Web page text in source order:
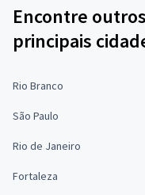
Encontre
principais
Rio Branco
São Paulo
Rio de Janeiro
Fortaleza